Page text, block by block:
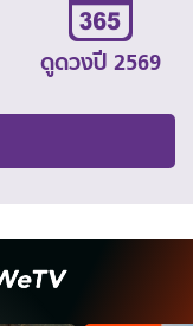
ดูดวงปี 2569